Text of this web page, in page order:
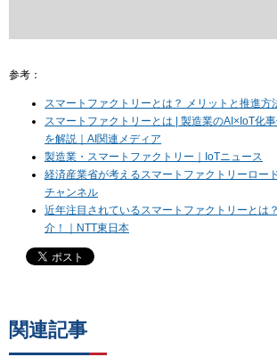
参考：
スマートファクトリーとは？ メリットと推進方
スマートファクトリーとは | 製造業のAI×IoT化
を解説｜AI関連メディア
製造業・スマートファクトリー｜IoTニュース
経済産業省が考えるスマートファクトリーロー
チャンネル
近年注目されているスマートファクトリーとは
介！｜NTT東日本
関連記事